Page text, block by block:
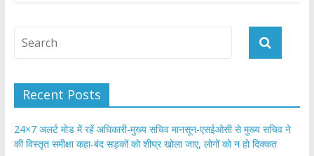
o
Recent Posts
24×7 अलर्ट मोड में रहें अधिकारी-मुख्य सचिव मानसून-एसईओसी से मुख्य सचिव ने
की विस्तृत समीक्षा कहा-बंद सड़कों को शीघ्र खोला जाए, लोगों को न हो दिक्कत